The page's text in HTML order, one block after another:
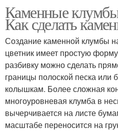
Каменные
Как сделать
Создание каменной клумбы
цветник имеет простую
разбивку можно сделать
границы полоской песка или
колышкам. Более сложная
многоуровневая клумба в
вычерчивается на листе
масштабе переносится на